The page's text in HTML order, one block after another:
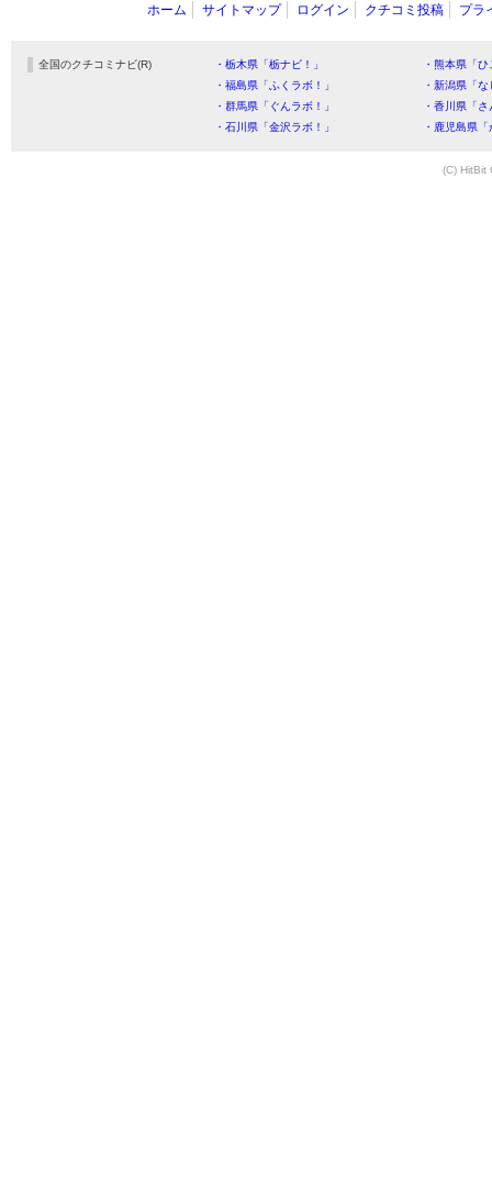
ホーム サイトマップ ログイン クチコミ投稿 プラ
全国のクチコミナビ(R) ・栃木県「栃ナビ！」
・熊本県「
・福島県「ふくラボ！」
・新潟県「
・群馬県「ぐんラボ！」
・香川県「
・石川県「金沢ラボ！」
・鹿児島県
(C) HitBit